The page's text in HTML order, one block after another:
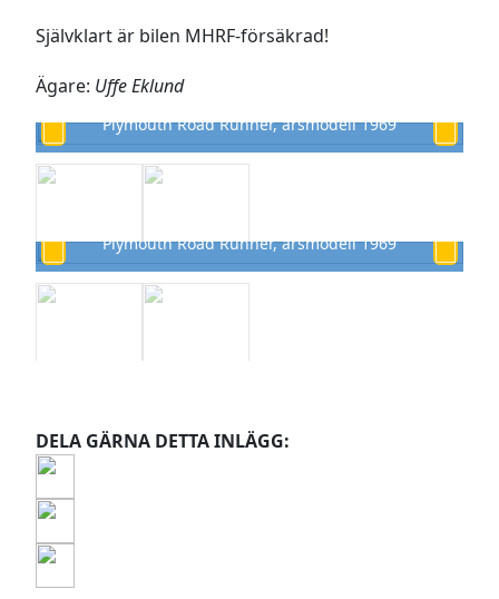
Självklart är bilen MHRF-försäkrad!
Ägare: Uffe Eklund
Plymouth Road Runner, årsmodell 1969
Plymouth Road Runner, årsmodell 1969
DELA GÄRNA DETTA INLÄGG: